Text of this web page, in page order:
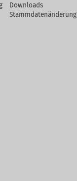
Downloads
Stammdatenänderung